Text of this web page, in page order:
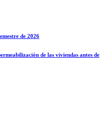
de 2026
de las viviendas antes de